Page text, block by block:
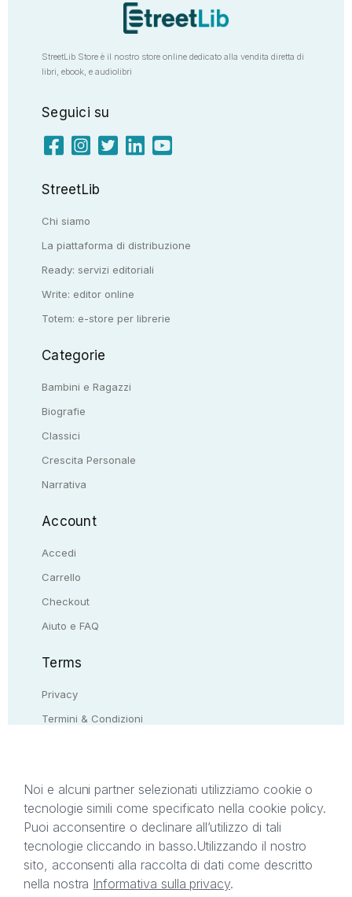
StreetLib Store è il nostro store online dedicato alla vendita diretta di
libri, ebook, e audiolibri
Seguici su
StreetLib
Chi siamo
La piattaforma di distribuzione
Ready: servizi editoriali
Write: editor online
Totem: e-store per librerie
Categorie
Bambini e Ragazzi
Biografie
Classici
Crescita Personale
Narrativa
Account
Accedi
Carrello
Checkout
Aiuto e FAQ
Terms
Privacy
Termini & Condizioni
Il presente sito web è di proprietà di StreetLib S.r.l.
C.F. e P.IVA 05338720963. StreetLib S.r.l. è
titolare di tutti i diritti di proprietà intellettuale
afferenti ai marchi, loghi e segni distintivi presenti
sul sito web. Si invita l’utente a prendere visione
Noi e alcuni partner selezionati utilizziamo cookie o
tecnologie simili come specificato nella cookie policy.
Puoi acconsentire o declinare all’utilizzo di tali
tecnologie cliccando in basso.Utilizzando il nostro
sito, acconsenti alla raccolta di dati come descritto
nella nostra Informativa sulla privacy.